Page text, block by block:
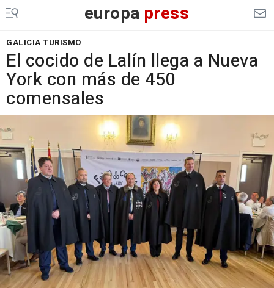
europa press
GALICIA TURISMO
El cocido de Lalín llega a Nueva
York con más de 450
comensales